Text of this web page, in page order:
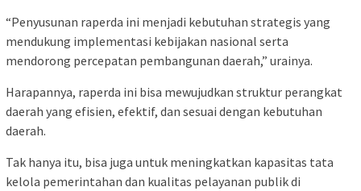
“Penyusunan raperda ini menjadi kebutuhan strategis yang
mendukung implementasi kebijakan nasional serta
mendorong percepatan pembangunan daerah,” urainya.
Harapannya, raperda ini bisa mewujudkan struktur perangkat
daerah yang efisien, efektif, dan sesuai dengan kebutuhan
daerah.
Tak hanya itu, bisa juga untuk meningkatkan kapasitas tata
kelola pemerintahan dan kualitas pelayanan publik di